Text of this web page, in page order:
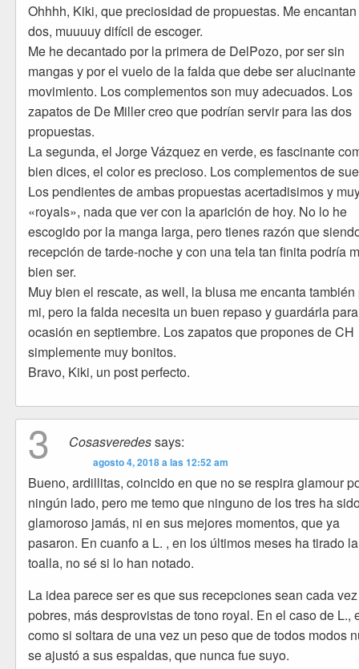
Ohhhh, Kiki, que preciosidad de propuestas. Me
dos, muuuuy difícil de escoger.
Me he decantado por la primera de DelPozo, por ser sin
mangas y por el vuelo de la falda que debe ser
movimiento. Los complementos son muy adecuados. Los
zapatos de De Miller creo que podrían servir para las dos
propuestas.
La segunda, el Jorge Vázquez en verde, es fascinante
bien dices, el color es precioso. Los complementos de
Los pendientes de ambas propuestas acertadisimos y
«royals», nada que ver con la aparición de hoy. No lo he
escogido por la manga larga, pero tienes razón que
recepción de tarde-noche y con una tela tan finita podría
bien ser.
Muy bien el rescate, as well, la blusa me encanta también
mi, pero la falda necesita un buen repaso y guardárla
ocasión en septiembre. Los zapatos que propones de CH
simplemente muy bonitos.
Bravo, Kiki, un post perfecto.
3 Cosasveredessays:
agosto 4, 2018 a las 12:52 am
Bueno, ardillitas, coincido en que no se respira glamour
ningún lado, pero me temo que ninguno de los tres ha
glamoroso jamás, ni en sus mejores momentos, que ya
pasaron. En cuanfo a L. , en los últimos meses ha tirado la
toalla, no sé si lo han notado.
La idea parece ser es que sus recepciones sean cada
pobres, más desprovistas de tono royal. En el caso de L.,
como si soltara de una vez un peso que de todos modos
se ajustó a sus espaldas, que nunca fue suyo.